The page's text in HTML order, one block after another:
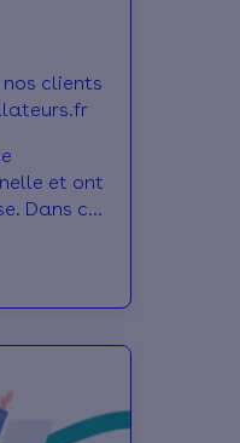
clients
et ont
Dans ce
(95),
la